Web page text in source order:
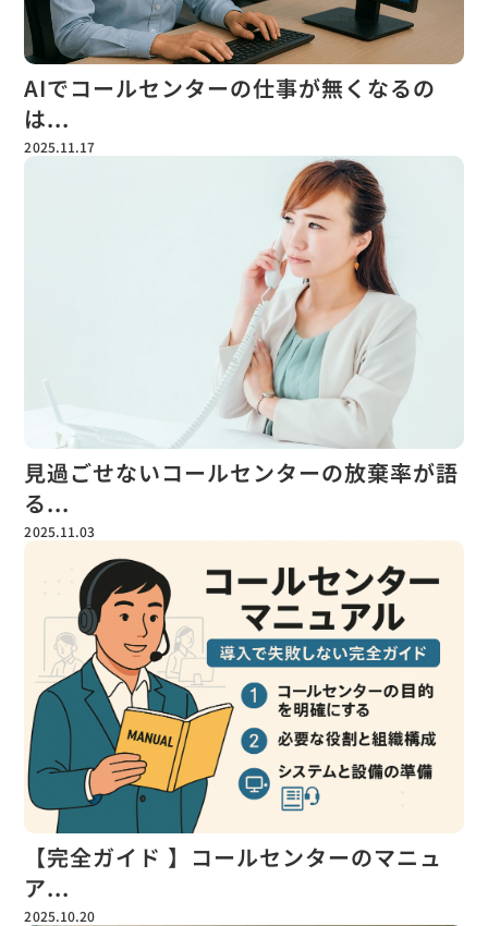
AIでコールセンターの仕事が無くなるの
は...
2025.11.17
見過ごせないコールセンターの放棄率が語
る...
2025.11.03
【完全ガイド 】コールセンターのマニュ
ア...
2025.10.20